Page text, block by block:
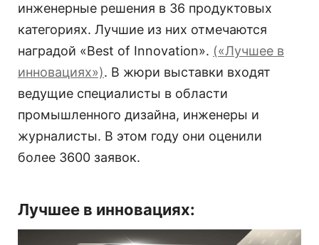
инженерные решения в 36 продуктовых
категориях. Лучшие из них отмечаются
наградой «Best of Innovation». («Лучшее в
инновациях»). В жюри выставки входят
ведущие специалисты в области
промышленного дизайна, инженеры и
журналисты. В этом году они оценили
более 3600 заявок.
Лучшее в инновациях: